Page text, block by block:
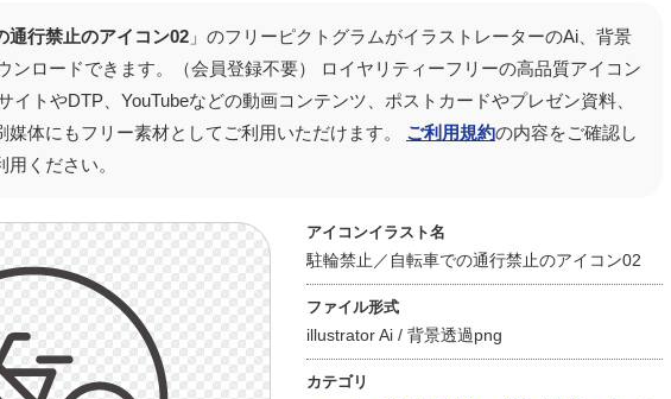
通行禁止のアイコン02 」のフリーピクトグラムがイラストレーターのAi、背景
ンロードできます。（会員登録不要） ロイヤリティーフリーの高品質アイコン
イトやDTP、YouTubeなどの動画コンテンツ、ポストカードやプレゼン資料、
媒体にもフリー素材としてご利用いただけます。 ご利用規約の内容をご確認し
ください。
アイコンイラスト名
駐輪禁止／自転車での通行禁止のアイコン02
ファイル形式
illustrator Ai / 背景透過png
カテゴリ